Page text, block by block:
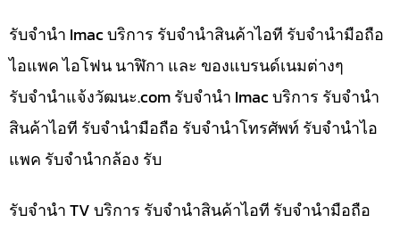
รับจำนำ Imac บริการ รับจำนำสินค้าไอที รับจำนำมือถือ
ไอแพค ไอโฟน นาฬิกา และ ของแบรนด์เนมต่างๆ
รับจํานําแจ้งวัฒนะ.com รับจำนำ Imac บริการ รับจำนำ
สินค้าไอที รับจำนำมือถือ รับจำนำโทรศัพท์ รับจำนำไอ
แพค รับจำนำกล้อง รับ
รับจำนำ TV บริการ รับจำนำสินค้าไอที รับจำนำมือถือ